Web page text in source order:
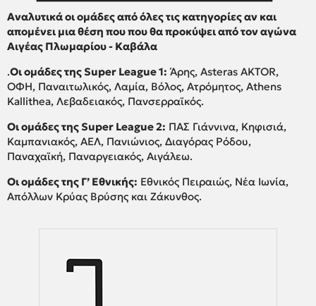
Αναλυτικά οι ομάδες από όλες τις κατηγορίες αν και
απομένει μια θέση που που θα προκύψει από τον αγώνα
Αιγέας Πλωμαρίου - Καβάλα
.Οι ομάδες της Super League 1: Άρης, Αsteras AKTOR,
ΟΦΗ, Παναιτωλικός, Λαμία, Βόλος, Ατρόμητος, Athens
Kallithea, Λεβαδειακός, Πανσερραϊκός.
Οι ομάδες της Super League 2: ΠΑΣ Γιάννινα, Κηφισιά,
Καμπανιακός, ΑΕΛ, Πανιώνιος, Διαγόρας Ρόδου,
Παναχαϊκή, Παναργειακός, Αιγάλεω.
Οι ομάδες της Γ’ Εθνικής: Εθνικός Πειραιώς, Νέα Ιωνία,
Απόλλων Κρύας Βρύσης και Ζάκυνθος.